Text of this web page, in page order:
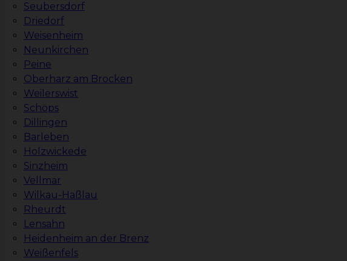
Seubersdorf
Driedorf
Weisenheim
Neunkirchen
Peine
Oberharz am Brocken
Weilerswist
Schöps
Dillingen
Barleben
Holzwickede
Sinzheim
Vellmar
Wilkau-Haßlau
Rheurdt
Lensahn
Heidenheim an der Brenz
Weißenfels